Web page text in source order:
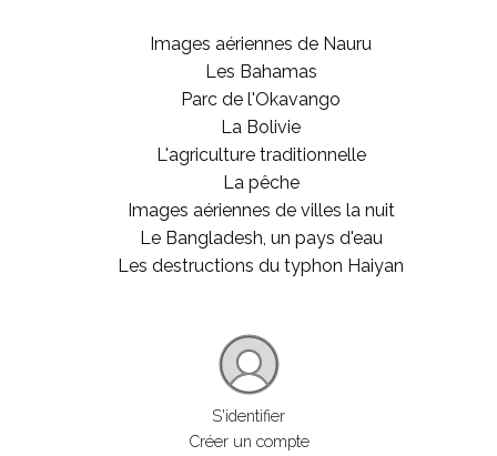
Images aériennes de Nauru
Les Bahamas
Parc de l'Okavango
La Bolivie
L'agriculture traditionnelle
La pêche
Images aériennes de villes la nuit
Le Bangladesh, un pays d'eau
Les destructions du typhon Haiyan
S'identifier
Créer un compte